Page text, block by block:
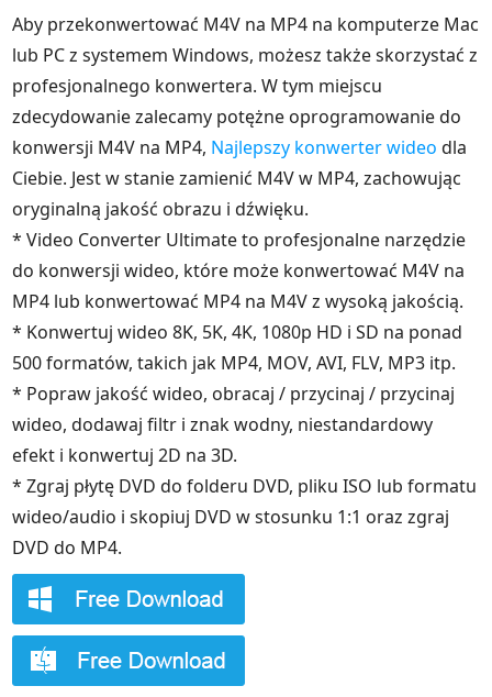
Aby przekonwertować M4V na MP4 na komputerze Mac
lub PC z systemem Windows, możesz także skorzystać z
profesjonalnego konwertera. W tym miejscu
zdecydowanie zalecamy potężne oprogramowanie do
konwersji M4V na MP4, Najlepszy konwerter wideo dla
Ciebie. Jest w stanie zamienić M4V w MP4, zachowując
oryginalną jakość obrazu i dźwięku.
* Video Converter Ultimate to profesjonalne narzędzie
do konwersji wideo, które może konwertować M4V na
MP4 lub konwertować MP4 na M4V z wysoką jakością.
* Konwertuj wideo 8K, 5K, 4K, 1080p HD i SD na ponad
500 formatów, takich jak MP4, MOV, AVI, FLV, MP3 itp.
* Popraw jakość wideo, obracaj / przycinaj / przycinaj
wideo, dodawaj filtr i znak wodny, niestandardowy
efekt i konwertuj 2D na 3D.
* Zgraj płytę DVD do folderu DVD, pliku ISO lub formatu
wideo/audio i skopiuj DVD w stosunku 1:1 oraz zgraj
DVD do MP4.